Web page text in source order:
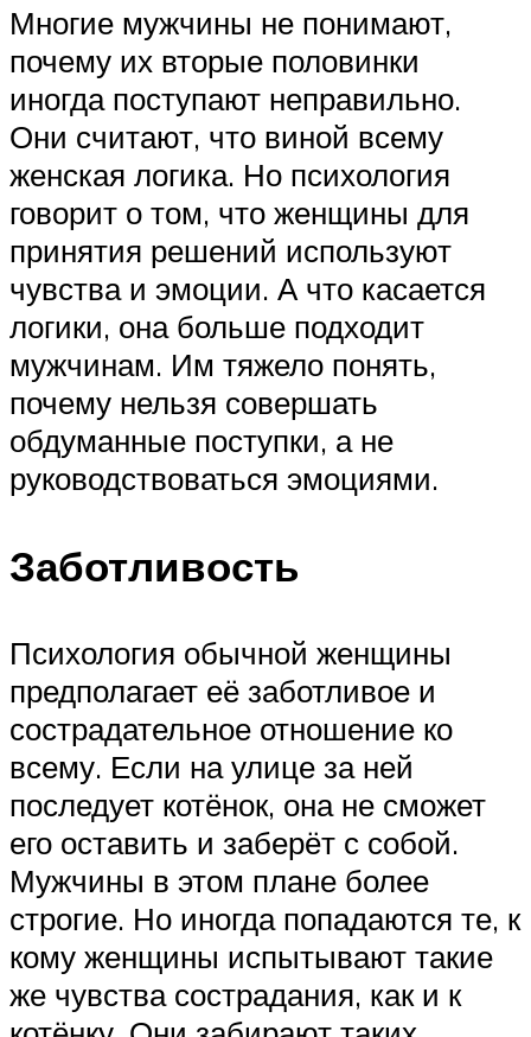
Многие мужчины не понимают,
почему их вторые половинки
иногда поступают неправильно.
Они считают, что виной всему
женская логика. Но психология
говорит о том, что женщины для
принятия решений используют
чувства и эмоции. А что касается
логики, она больше подходит
мужчинам. Им тяжело понять,
почему нельзя совершать
обдуманные поступки, а не
руководствоваться эмоциями.
Заботливость
Психология обычной женщины
предполагает её заботливое и
сострадательное отношение ко
всему. Если на улице за ней
последует котёнок, она не сможет
его оставить и заберёт с собой.
Мужчины в этом плане более
строгие. Но иногда попадаются те, к
кому женщины испытывают такие
же чувства сострадания, как и к